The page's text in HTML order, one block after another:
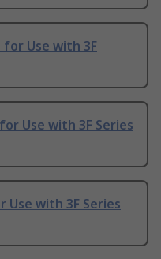
for Use with 3F
Use with 3F Series
Use with 3F Series